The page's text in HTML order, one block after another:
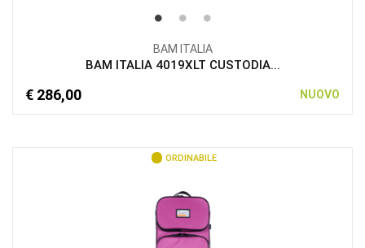
BAM ITALIA
BAM ITALIA 4019XLT CUSTODIA...
€ 286,00 NUOVO
ORDINABILE